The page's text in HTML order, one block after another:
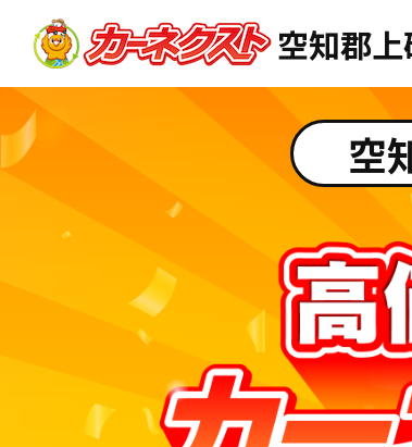
空知郡
空